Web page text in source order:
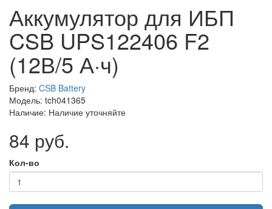
Аккумулятор для ИБП
CSB UPS122406 F2
(12В/5 А·ч)
Бренд: CSB Battery
Модель: tch041365
Наличие: Наличие уточняйте
84 руб.
Кол-во